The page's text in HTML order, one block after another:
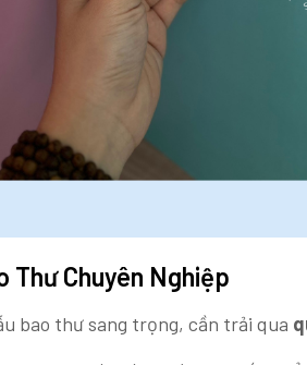
Thư Chuyên Nghiệp
bao thư sang trọng, cần trải qua